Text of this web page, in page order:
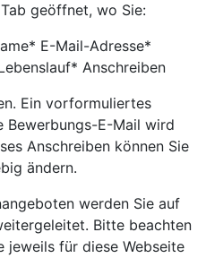
geöffnet, wo Sie:
E-Mail-Adresse*
Anschreiben
Ein vorformuliertes
Bewerbungs-E-Mail wird
Anschreiben können Sie
ändern.
werden Sie auf
Bitte beachten
jeweils für diese Webseite